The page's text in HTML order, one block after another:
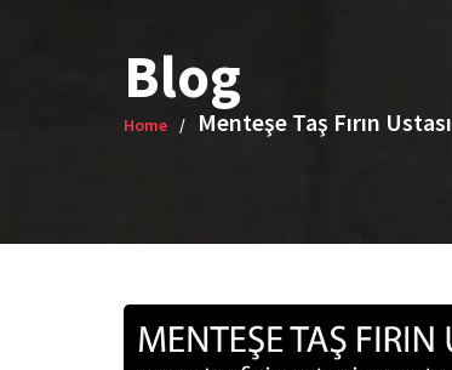
Blog
Home Menteşe Taş Fırın Ustası